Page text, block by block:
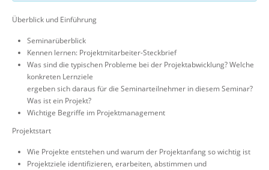
Überblick und Einführung
Seminarüberblick
Kennen lernen: Projektmitarbeiter-Steckbrief
Was sind die typischen Probleme bei der Projektabwicklung? Welche
konkreten Lernziele
ergeben sich daraus für die Seminarteilnehmer in diesem Seminar?
Was ist ein Projekt?
Wichtige Begriffe im Projektmanagement
Projektstart
Wie Projekte entstehen und warum der Projektanfang so wichtig ist
Projektziele identifizieren, erarbeiten, abstimmen und